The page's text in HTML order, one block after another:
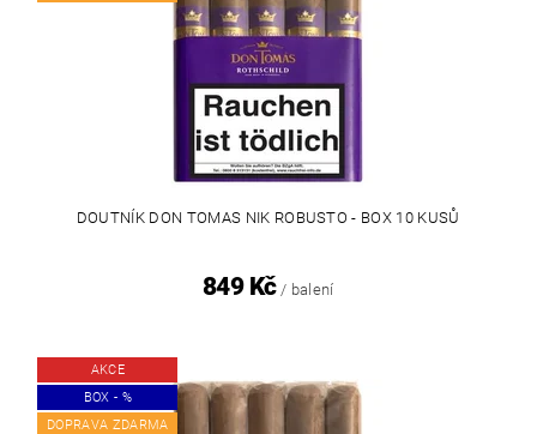
DOUTNÍK DON TOMAS NIK ROBUSTO - BOX 10 KUSŮ
849 Kč / balení
AKCE
BOX - %
DOPRAVA ZDARMA